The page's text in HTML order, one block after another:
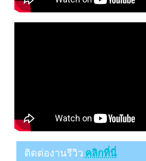
ติดต่องานรีวิว คลิกที่นี่